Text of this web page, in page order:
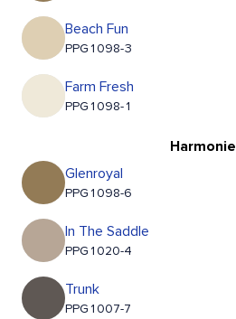
Beach Fun
PPG1098-3
Farm Fresh
PPG1098-1
Harmonie
Glenroyal
PPG1098-6
In The Saddle
PPG1020-4
Trunk
PPG1007-7